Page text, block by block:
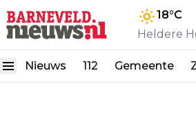
18°C
Heldere
Nieuws 112 Gemeente